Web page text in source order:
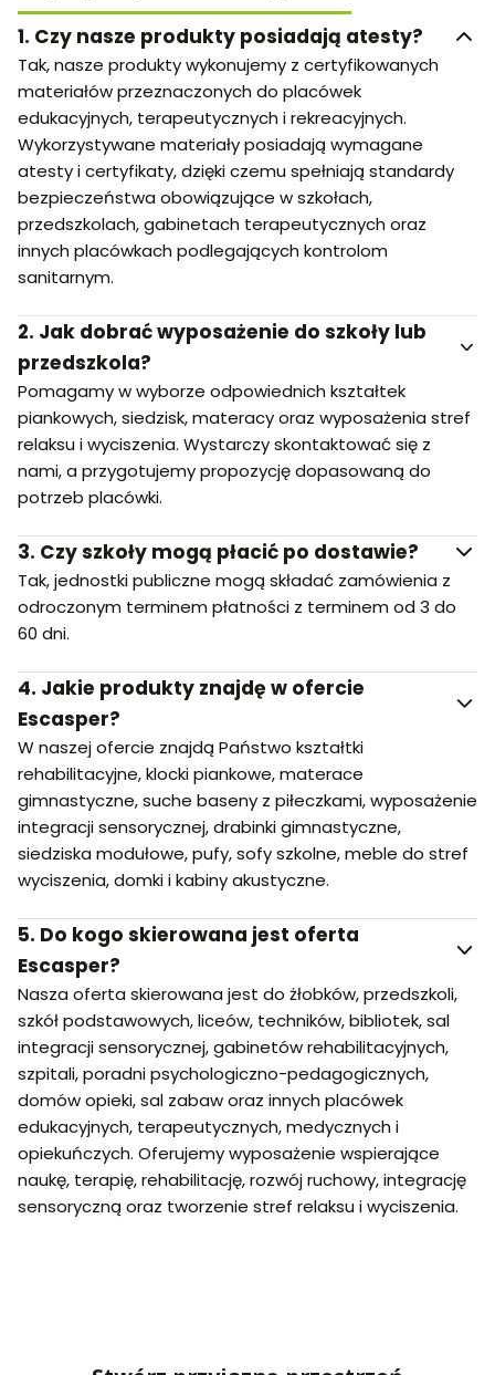
1. Czy nasze produkty posiadają atesty?
Tak, nasze produkty wykonujemy z certyfikowanych
materiałów przeznaczonych do placówek
edukacyjnych, terapeutycznych i rekreacyjnych.
Wykorzystywane materiały posiadają wymagane
atesty i certyfikaty, dzięki czemu spełniają standardy
bezpieczeństwa obowiązujące w szkołach,
przedszkolach, gabinetach terapeutycznych oraz
innych placówkach podlegających kontrolom
sanitarnym.
2. Jak dobrać wyposażenie do szkoły lub
przedszkola?
Pomagamy w wyborze odpowiednich kształtek
piankowych, siedzisk, materacy oraz wyposażenia stref
relaksu i wyciszenia. Wystarczy skontaktować się z
nami, a przygotujemy propozycję dopasowaną do
potrzeb placówki.
3. Czy szkoły mogą płacić po dostawie?
Tak, jednostki publiczne mogą składać zamówienia z
odroczonym terminem płatności z terminem od 3 do
60 dni.
4. Jakie produkty znajdę w ofercie
Escasper?
W naszej ofercie znajdą Państwo kształtki
rehabilitacyjne, klocki piankowe, materace
gimnastyczne, suche baseny z piłeczkami, wyposażenie
integracji sensorycznej, drabinki gimnastyczne,
siedziska modułowe, pufy, sofy szkolne, meble do stref
wyciszenia, domki i kabiny akustyczne.
5. Do kogo skierowana jest oferta
Escasper?
Nasza oferta skierowana jest do żłobków, przedszkoli,
szkół podstawowych, liceów, techników, bibliotek, sal
integracji sensorycznej, gabinetów rehabilitacyjnych,
szpitali, poradni psychologiczno-pedagogicznych,
domów opieki, sal zabaw oraz innych placówek
edukacyjnych, terapeutycznych, medycznych i
opiekuńczych. Oferujemy wyposażenie wspierające
naukę, terapię, rehabilitację, rozwój ruchowy, integrację
sensoryczną oraz tworzenie stref relaksu i wyciszenia.